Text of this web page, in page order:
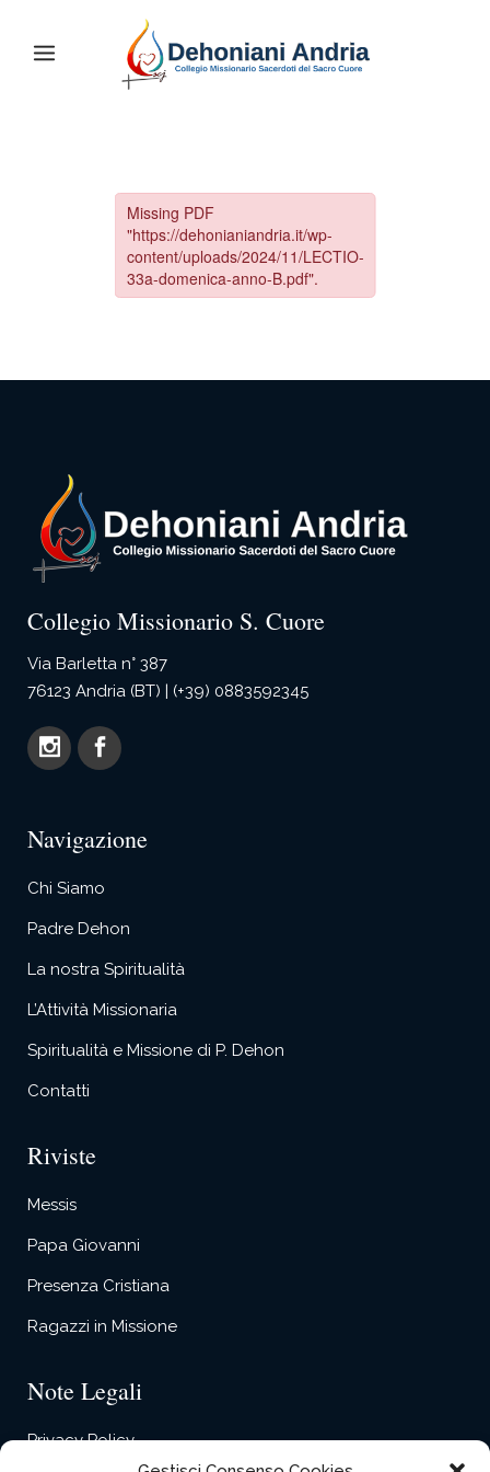
Collegio Missionario S. Cuore
Via Barletta n° 387
76123 Andria (BT) | (+39) 0883592345
Navigazione
Chi Siamo
Padre Dehon
La nostra Spiritualità
L’Attività Missionaria
Spiritualità e Missione di P. Dehon
Contatti
Riviste
Messis
Papa Giovanni
Presenza Cristiana
Ragazzi in Missione
Note Legali
Privacy Policy